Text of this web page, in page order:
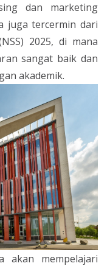
dan marketing
juga tercermin dari
2025, di mana
sangat baik dan
akademik.
akan mempelajari